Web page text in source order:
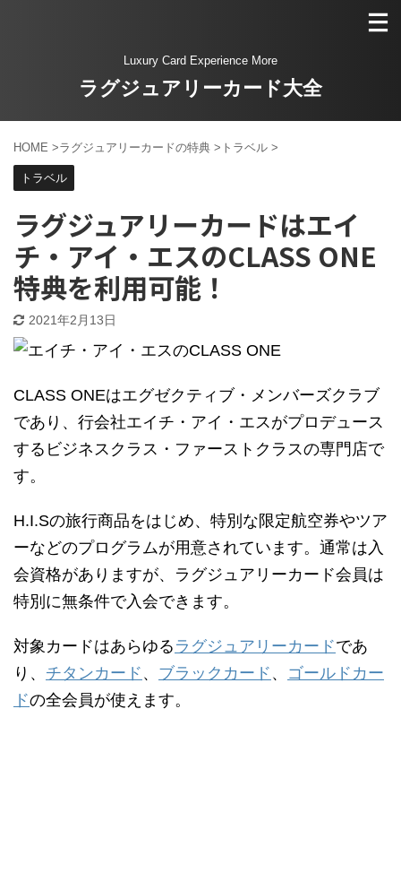
Luxury Card Experience More
ラグジュアリーカード大全
HOME >ラグジュアリーカードの特典 > トラベル >
トラベル
ラグジュアリーカードはエイ
チ・アイ・エスのCLASS ONE
特典を利用可能！
2021年2月13日
CLASS ONEはエグゼクティブ・メンバーズクラブ
であり、行会社エイチ・アイ・エスがプロデュース
するビジネスクラス・ファーストクラスの専門店で
す。
H.I.Sの旅行商品をはじめ、特別な限定航空券やツア
ーなどのプログラムが用意されています。通常は入
会資格がありますが、ラグジュアリーカード会員は
特別に無条件で入会できます。
対象カードはあらゆる ラグジュアリーカードであ
り、 チタンカード 、 ブラックカード 、 ゴールドカー
ドの全会員が使えます。